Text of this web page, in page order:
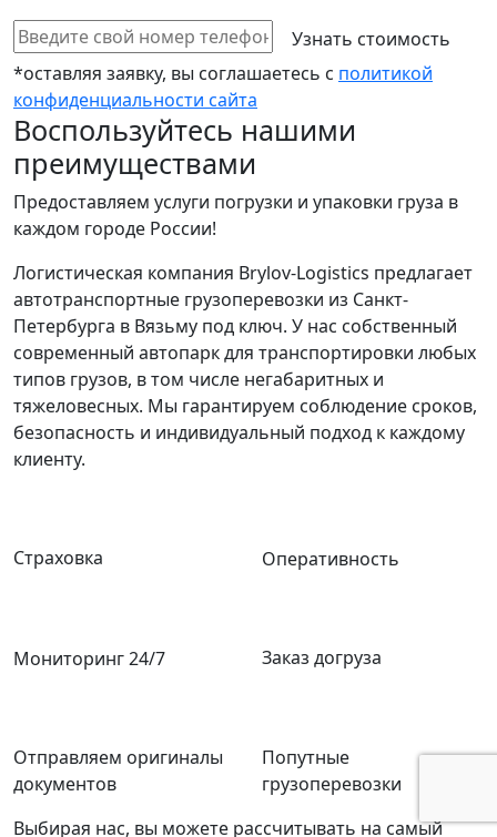
*оставляя заявку, вы соглашаетесь с политикой
конфиденциальности сайта
Воспользуйтесь нашими
преимуществами
Предоставляем услуги погрузки и упаковки груза в
каждом городе России!
Логистическая компания Brylov-Logistics предлагает
автотранспортные грузоперевозки из Санкт-
Петербурга в Вязьму под ключ. У нас собственный
современный автопарк для транспортировки любых
типов грузов, в том числе негабаритных и
тяжеловесных. Мы гарантируем соблюдение сроков,
безопасность и индивидуальный подход к каждому
клиенту.
Страховка Оперативность
Мониторинг 24/7 Заказ догруза
Отправляем оригиналы
документов
Попутные
грузоперевозки
Выбирая нас, вы можете рассчитывать на самый